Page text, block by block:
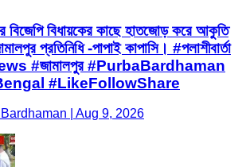
বিজেপি বিধায়কের কাছে হাতজোড় করে আকুতি
প্রতিনিধি -পাপাই কাপাসি। #পলাশীবার্তা
#জামালপুর #PurbaBardhaman
#LikeFollowShare
| Aug 9, 2026